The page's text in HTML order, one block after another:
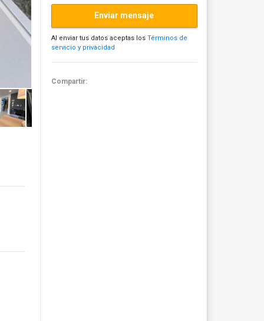
Enviar mensaje
Al enviar tus datos aceptas los Términos de
servicio y privacidad
Compartir: